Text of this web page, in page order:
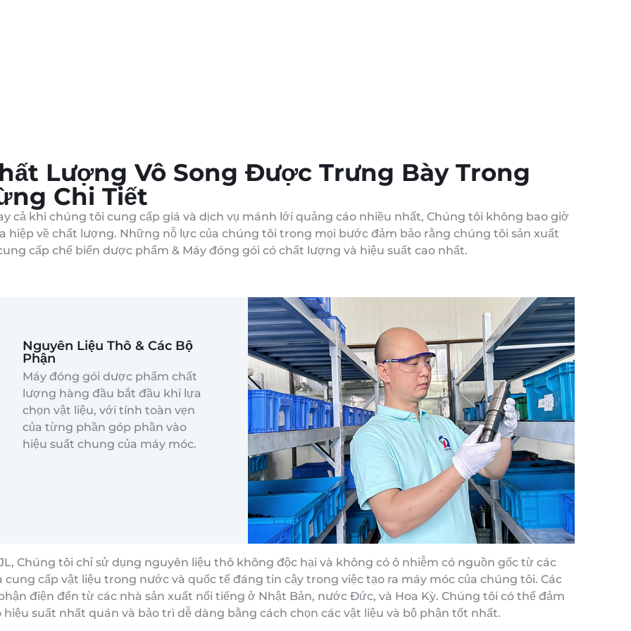
Lượng Vô Song Được Trưng Bày Trong
Chi Tiết
cả khi chúng tôi cung cấp giá và dịch vụ mánh lới quảng cáo nhiều nhất, Chúng tôi không bao giờ
hiệp về chất lượng. Những nỗ lực của chúng tôi trong mọi bước đảm bảo rằng chúng tôi sản xuất
cấp chế biến dược phẩm & Máy đóng gói có chất lượng và hiệu suất cao nhất.
Nguyên Liệu Thô & Các Bộ
Phận
Máy đóng gói dược phẩm chất
lượng hàng đầu bắt đầu khi lựa
chọn vật liệu, với tính toàn vẹn
của từng phần góp phần vào
hiệu suất chung của máy móc.
Chúng tôi chỉ sử dụng nguyên liệu thô không độc hại và không có ô nhiễm có nguồn gốc từ các
cung cấp vật liệu trong nước và quốc tế đáng tin cậy trong việc tạo ra máy móc của chúng tôi. Các
điện đến từ các nhà sản xuất nổi tiếng ở Nhật Bản, nước Đức, và Hoa Kỳ. Chúng tôi có thể đảm
hiệu suất nhất quán và bảo trì dễ dàng bằng cách chọn các vật liệu và bộ phận tốt nhất.